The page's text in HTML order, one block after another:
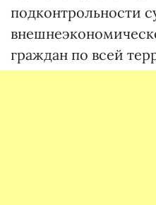
подконтрольности
граждан по всей